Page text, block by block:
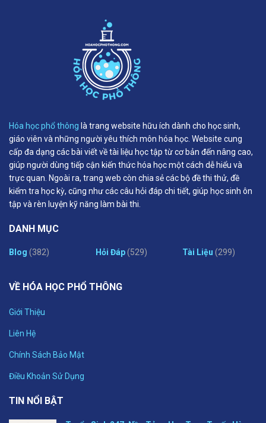
Hóa học phổ thông là trang website hữu ích dành cho học sinh,
giáo viên và những người yêu thích môn hóa học. Website cung
cấp đa dạng các bài viết về tài liệu học tập từ cơ bản đến nâng cao,
giúp người dùng tiếp cận kiến thức hóa học một cách dễ hiểu và
trực quan. Ngoài ra, trang web còn chia sẻ các bộ đề thi thử, đề
kiểm tra học kỳ, cũng như các câu hỏi đáp chi tiết, giúp học sinh ôn
tập và rèn luyện kỹ năng làm bài thi.
DANH MỤC
Blog (382) Hỏi Đáp(529) Tài Liệu (299)
VỀ HÓA HỌC PHỔ THÔNG
Giới Thiệu
Liên Hệ
Chính Sách Bảo Mật
Điều Khoản Sử Dụng
TIN NỔI BẬT